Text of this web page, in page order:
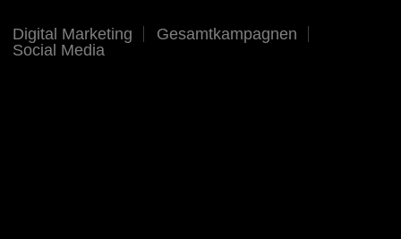
Digital Marketing
Gesamtkampagnen
Social Media